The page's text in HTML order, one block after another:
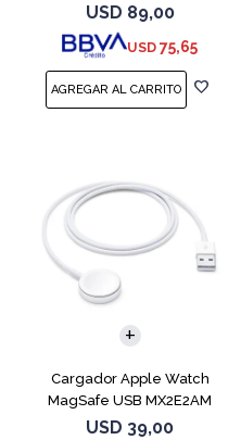
USD 89,00
USD 75,65
Cargador Apple Watch
MagSafe USB MX2E2AM
USD 39,00